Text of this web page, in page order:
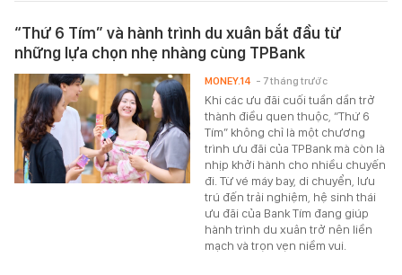
“Thứ 6 Tím” và hành trình du xuân bắt đầu từ
những lựa chọn nhẹ nhàng cùng TPBank
Khi các ưu đãi cuối tuần dần trở
thành điều quen thuộc, “Thứ 6
Tím” không chỉ là một chương
trình ưu đãi của TPBank mà còn là
nhịp khởi hành cho nhiều chuyến
đi. Từ vé máy bay, di chuyển, lưu
trú đến trải nghiệm, hệ sinh thái
ưu đãi của Bank Tím đang giúp
hành trình du xuân trở nên liền
mạch và trọn vẹn niềm vui.
MONEY.14 - 7 tháng trước